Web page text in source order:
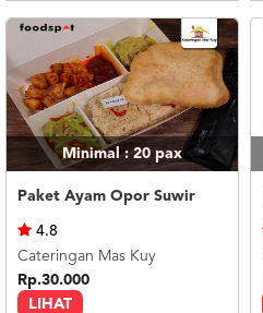
CENTER
021
5091
3494
LOGIN
DAFTARMinimal : 20pax
Paket Ayam Opor Suwir
LIHAT
4.8
Cateringan Mas Kuy
Rp.30.000